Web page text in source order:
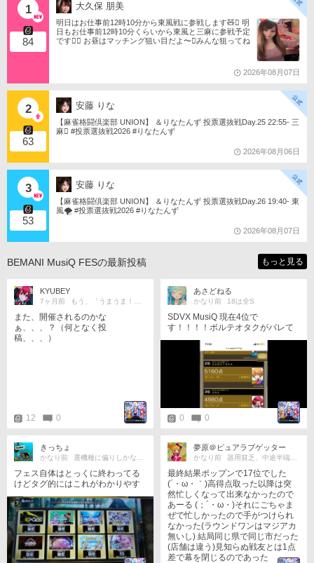
1
84
大久保 朋美
明日はお仕事前12時10分から東風戦に参戦します🧸󾬏 明
日もお仕事前12時10分くらいから東風と三麻に参戦予定
です󾠔󾭠 お昼はマッチング狙い目だよ〜󾍘みんな狙ってね
2026年08月07日
2
63
安藤 りな
【麻雀格闘倶楽部 UNION】 ＆りなたんず 投票選抜戦Day.25 22:55- 三
麻󾆽 #投票選抜戦2026 #りなたんず
2026年08月06日
3
53
安藤 りな
【麻雀格闘倶楽部 UNION】 ＆りなたんず 投票選抜戦Day.26 19:40- 東
風🌪️ #投票選抜戦2026 #りなたんず
2026年08月07日
BEMANI MusiQ FESの最新投稿 もっと見る
KYUBEY
7ヶ月前 もう、「うまうま！」にゃ！！
また、開催されるのかな
ぁ、、、？（何となく投
稿、、、）
12 0
あさどねる
かなり前 18は全S
SDVX MusiQ 現在4位で
す！！！！ボルテオタクがバレて
ます
0 0
きっちょ
かなり前 選機種に偏りしかない多機種勢
フェス自体はとっくに終わってる
けどタグ的にはこれがわかりやす
種皆伝取りたかったけどボルテの
壁が高すぎました(20クレ分でよう
やくSS) なんとか開催中に皆伝取
りたいなぁ…がんばります。
夢原＠ピュアラブゲッター
かなり前 器用貧乏、中途半端こそ万能なり
最終結果ポップンで17位でした
(´・ω・｀)高得点取った以降は突
然忙しくなって出来なかったので
あーる (；´・ω・)それにごちゃま
ぜで忙しかったので手がつけられ
なかった(ラウンドワンはマジアカ
無いし) 結局同じ県で同じ市だった
(店舗は違う)見知らぬ戦友とは1点
差で幕を閉じるのであった